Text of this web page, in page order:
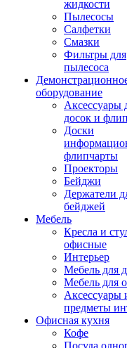
жидкости
Пылесосы
Салфетки
Смазки
Фильтры для
пылесоса
оборудование
Аксессуары
досок и
Доски
флипчарты
Проекторы
Бейджи
Держатели
бейджей
Мебель
Кресла и
офисные
Интерьер
Мебель для
Мебель для
Аксессуары
предметы
Офисная кухня
Кофе
Посуда